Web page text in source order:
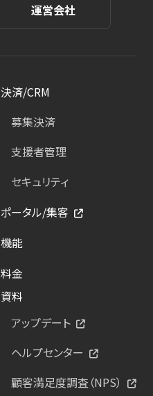
運営会社
決済/CRM
募集決済
支援者管理
セキュリティ
ポータル/集客
機能
料金
資料
アップデート
ヘルプセンター
顧客満足度調査（NPS）